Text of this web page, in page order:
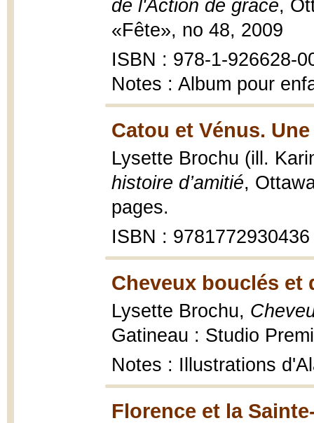
de l'Action de grâce,
«Fête», no 48, 2009
ISBN : 978-1-926628-
Notes : Album pour
Catou et Vénus.
Lysette Brochu (ill.
histoire d’amitié,
pages.
ISBN : 9781772930436
Cheveux bouclés et
Lysette Brochu,
Gatineau : Studio
Notes : Illustrations
Florence et la